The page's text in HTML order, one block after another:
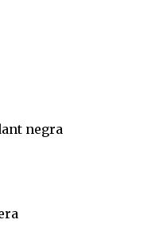
negra